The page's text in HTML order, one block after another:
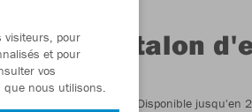
JAKO Pantalon
Power
- Disponible jusqu'en
visiteurs, pour
et pour
vos
que nous utilisons.